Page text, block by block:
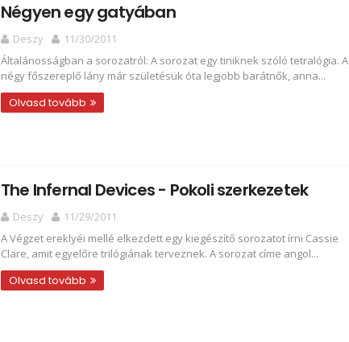
Négyen egy gatyában
Deszy
11/30/2011
Általánosságban a sorozatról: A sorozat egy tiniknek szóló tetralógia. A
négy főszereplő lány már születésük óta legjobb barátnők, anna...
Olvasd tovább
The Infernal Devices - Pokoli szerkezetek
Deszy
11/29/2011
A Végzet ereklyéi mellé elkezdett egy kiegészítő sorozatot írni Cassie
Clare, amit egyelőre trilógiának terveznek. A sorozat címe angol...
Olvasd tovább